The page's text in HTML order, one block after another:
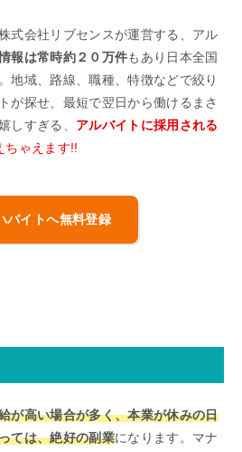
式会社リブセンスが運営する、アル
報は常時約２０万件もあり日本全国
地域、路線、職種、特徴などで絞り
が探せ、最短で翌日から働けるまさ
しすぎる、 アルバイトに採用される
ちゃえます!!
バイトへ無料登録
が高い場合が多く、本業が休みの日
ては、絶好の副業になります。マナ